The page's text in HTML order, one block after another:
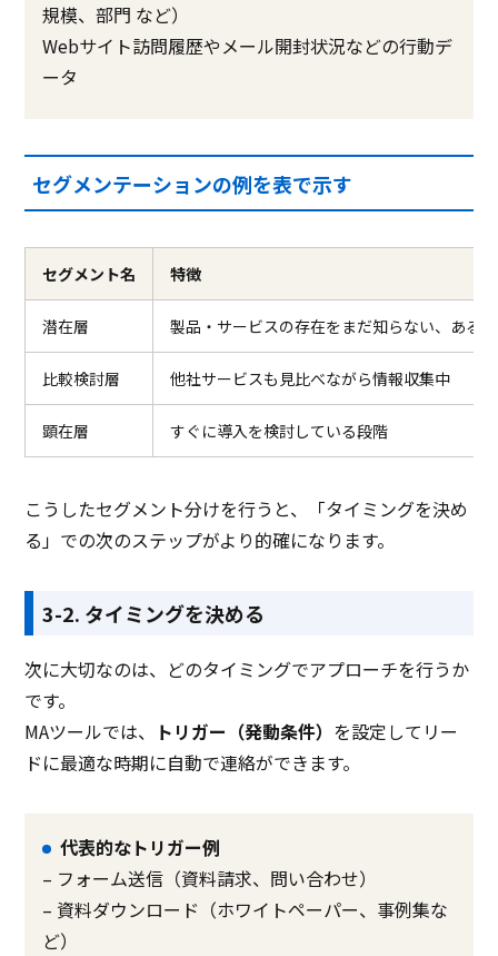
規模、部門 など）
Webサイト訪問履歴やメール開封状況などの行動デ
ータ
セグメンテーションの例を表で示す
セグメント名 特徴
潜在層 製品・サービスの存在をまだ知らない、ある
比較検討層 他社サービスも見比べながら情報収集中
顕在層 すぐに導入を検討している段階
こうしたセグメント分けを行うと、「タイミングを決め
る」での次のステップがより的確になります。
3-2. タイミングを決める
次に大切なのは、どのタイミングでアプローチを行うか
です。
MAツールでは、 トリガー（発動条件） を設定してリー
ドに最適な時期に自動で連絡ができます。
代表的なトリガー例
– フォーム送信（資料請求、問い合わせ）
– 資料ダウンロード（ホワイトペーパー、事例集な
ど）